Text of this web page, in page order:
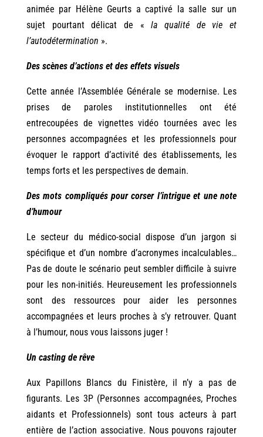
animée par Hélène Geurts a captivé la salle sur un
sujet pourtant délicat de «la qualité de vie et
l’autodétermination ».
Des scènes d’actions et des effets visuels
Cette année l’Assemblée Générale se modernise. Les
prises de paroles institutionnelles ont été
entrecoupées de vignettes vidéo tournées avec les
personnes accompagnées et les professionnels pour
évoquer le rapport d’activité des établissements, les
temps forts et les perspectives de demain.
Des mots compliqués pour corser l’intrigue et une note
d’humour
Le secteur du médico-social dispose d’un jargon si
spécifique et d’un nombre d’acronymes incalculables…
Pas de doute le scénario peut sembler difficile à suivre
pour les non-initiés. Heureusement les professionnels
sont des ressources pour aider les personnes
accompagnées et leurs proches à s’y retrouver. Quant
à l’humour, nous vous laissons juger !
Un casting de rêve
Aux Papillons Blancs du Finistère, il n’y a pas de
figurants. Les 3P (Personnes accompagnées, Proches
aidants et Professionnels) sont tous acteurs à part
entière de l’action associative. Nous pouvons rajouter